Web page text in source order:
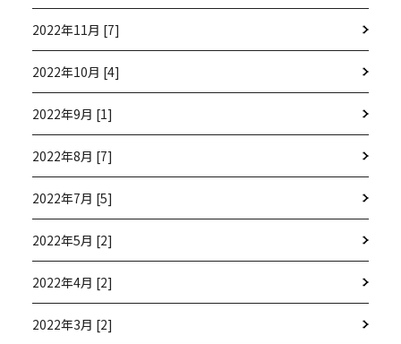
2022年11月 [7]
2022年10月 [4]
2022年9月 [1]
2022年8月 [7]
2022年7月 [5]
2022年5月 [2]
2022年4月 [2]
2022年3月 [2]